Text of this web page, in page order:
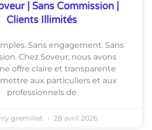
| Sans Commission |
Clients Illimités
Sans engagement. Sans
Chez Soveur, nous avons
offre claire et transparente
aux particuliers et aux
professionnels de
gremillet 28 avril 2026